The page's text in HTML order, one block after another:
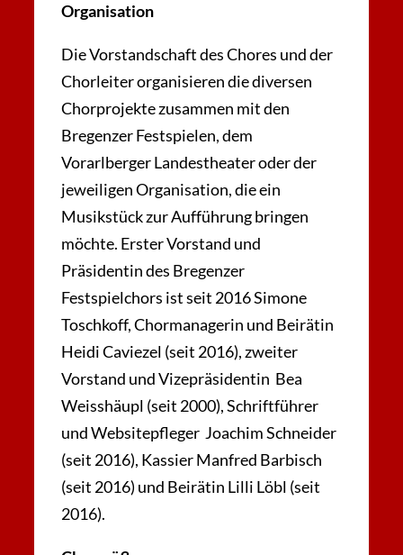
Organisation
Die Vorstandschaft des Chores und der
Chorleiter organisieren die diversen
Chorprojekte zusammen mit den
Bregenzer Festspielen, dem
Vorarlberger Landestheater oder der
jeweiligen Organisation, die ein
Musikstück zur Aufführung bringen
möchte. Erster Vorstand und
Präsidentin des Bregenzer
Festspielchors ist seit 2016 Simone
Toschkoff, Chormanagerin und Beirätin
Heidi Caviezel (seit 2016), zweiter
Vorstand und Vizepräsidentin Bea
Weisshäupl (seit 2000), Schriftführer
und Websitepfleger Joachim Schneider
(seit 2016), Kassier Manfred Barbisch
(seit 2016) und Beirätin Lilli Löbl (seit
2016).